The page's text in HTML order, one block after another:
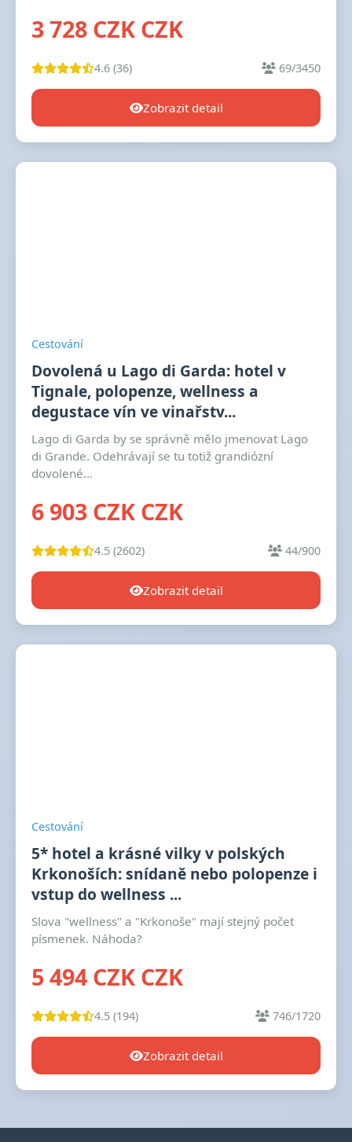
3 728 CZK CZK
4.6 (36) 69/3450
Zobrazit detail
Cestování
Dovolená u Lago di Garda: hotel v
Tignale, polopenze, wellness a
degustace vín ve vinařstv...
Lago di Garda by se správně mělo jmenovat Lago
di Grande. Odehrávají se tu totiž grandiózní
dovolené...
6 903 CZK CZK
4.5 (2602) 44/900
Zobrazit detail
Cestování
5* hotel a krásné vilky v polských
Krkonoších: snídaně nebo polopenze i
vstup do wellness ...
Slova "wellness" a "Krkonoše" mají stejný počet
písmenek. Náhoda?
5 494 CZK CZK
4.5 (194) 746/1720
Zobrazit detail